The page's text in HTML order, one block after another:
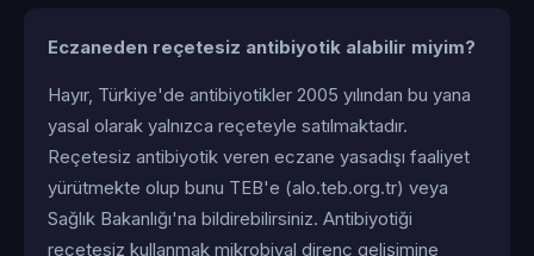
Eczaneden reçetesiz antibiyotik alabilir miyim?
Hayır, Türkiye'de antibiyotikler 2005 yılından bu yana
yasal olarak yalnızca reçeteyle satılmaktadır.
Reçetesiz antibiyotik veren eczane yasadışı faaliyet
yürütmekte olup bunu TEB'e (alo.teb.org.tr) veya
Sağlık Bakanlığı'na bildirebilirsiniz. Antibiyotiği
reçetesiz kullanmak mikrobiyal direnç gelişimine